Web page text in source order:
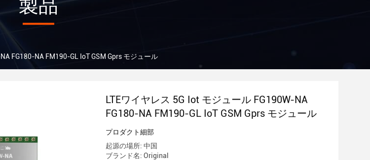
製品
FG180-NA FM190-GL IoT GSM Gprs モジュール
LTEワイヤレス 5G Iot モジュール FG190W-NA
FG180-NA FM190-GL IoT GSM Gprs モジュール
プロダクト細部
起源の場所: 中国
ブランド名: Original